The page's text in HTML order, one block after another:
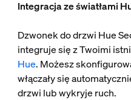
Integracja ze światłami
Dzwonek do drzwi Hue
integruje się z Twoimi
Hue. Możesz
włączały się
drzwi lub wykryje ruch.